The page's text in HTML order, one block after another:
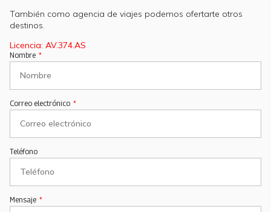
También como agencia de viajes podemos ofertarte otros
destinos.
Licencia: AV.374.AS
Nombre
Correo electrónico
Teléfono
Mensaje